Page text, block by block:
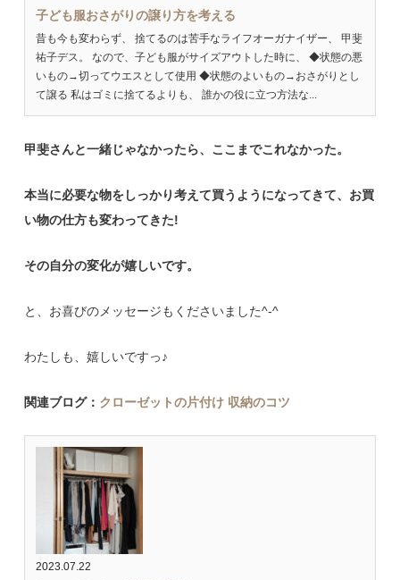
子ども服おさがりの譲り方を考える
昔も今も変わらず、 捨てるのは苦手なライフオーガナイザー、 甲斐
祐子デス。 なので、子ども服がサイズアウトした時に、 ◆状態の悪
いもの→切ってウエスとして使用 ◆状態のよいもの→おさがりとし
て譲る 私はゴミに捨てるよりも、 誰かの役に立つ方法な...
甲斐さんと一緒じゃなかったら、ここまでこれなかった。
本当に必要な物をしっかり考えて買うようになってきて、お買
い物の仕方も変わってきた!
その自分の変化が嬉しいです。
と、お喜びのメッセージもくださいました^-^
わたしも、嬉しいですっ♪
関連ブログ： クローゼットの片付け 収納のコツ
2023.07.22